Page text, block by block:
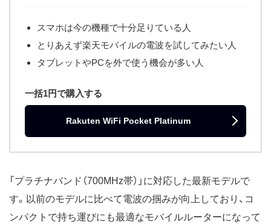
スマホは今の機種で十分足りている人
とりあえず楽天モバイルの電波を試してみたい人
タブレットやPCを外で使う機会が多い人
一括1円で購入する
Rakuten WiFi Pocket Platinum
「プラチナバンド（700MHz帯）」に対応した最新モデルで
す。以前のモデルに比べて電波の掴みが向上しており、コ
ンパクトで持ち運びにも最適なモバイルルーターになって